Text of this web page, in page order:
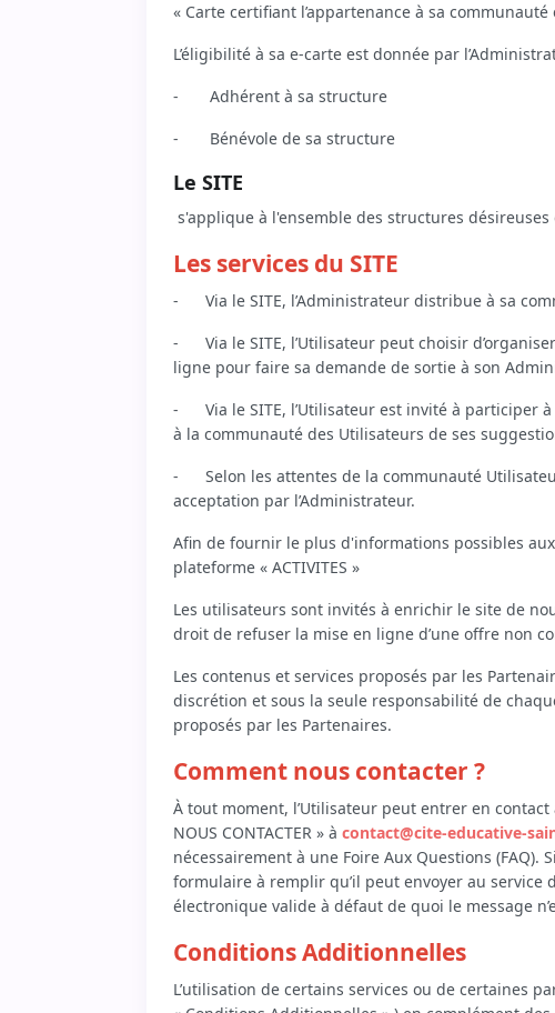
« Carte certifiant l’appartenance à sa
L’éligibilité à sa e-carte est donnée par
-
Adhérent à sa structure
-
Bénévole de sa structure
Le SITE
s'applique à l'ensemble des structures
Les services du SITE
- Via le SITE, l’Administrateur distribue à sa
- Via le SITE, l’Utilisateur peut choisir
ligne pour faire sa demande de sortie à son
- Via le SITE, l’Utilisateur est invité à participer
à la communauté des Utilisateurs de ses
- Selon les attentes de la communauté
acceptation par l’Administrateur.
Afin de fournir le plus d'informations possibles
plateforme « ACTIVITES »
Les utilisateurs sont invités à enrichir le site de
droit de refuser la mise en ligne d’une offre non
Les contenus et services proposés par les
discrétion et sous la seule responsabilité de
proposés par les Partenaires.
Comment nous contacter ?
À tout moment, l’Utilisateur peut entrer en
NOUS CONTACTER » à contact@cite-educative-
nécessairement à une Foire Aux Questions (FAQ).
formulaire à remplir qu’il peut envoyer au service
électronique valide à défaut de quoi le message
Conditions Additionnelles
L’utilisation de certains services ou de certaines